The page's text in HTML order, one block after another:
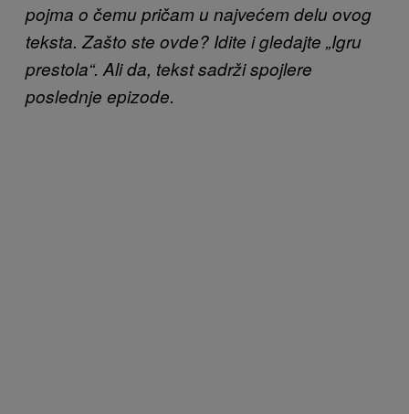
pojma o čemu pričam u najvećem delu ovog
teksta. Zašto ste ovde? Idite i gledajte „Igru
prestola“. Ali da, tekst sadrži spojlere
poslednje epizode.